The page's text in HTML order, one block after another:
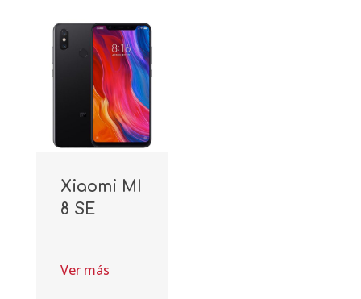
Xiaomi MI
8 SE
Ver más